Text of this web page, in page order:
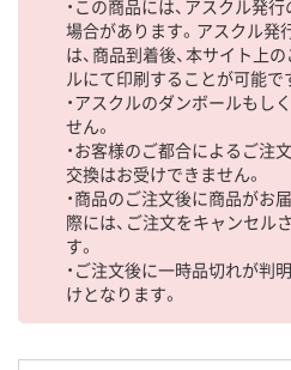
・この商品には、アスクル発
場合があります。アスクル
は、商品到着後、本サイト上
ルにて印刷することが可能で
・アスクルのダンボールもし
せん。
・お客様のご都合によるご注
交換はお受けできません。
・商品のご注文後に商品がお
際には、ご注文をキャンセル
す。
・ご注文後に一時品切れが判
けとなります。